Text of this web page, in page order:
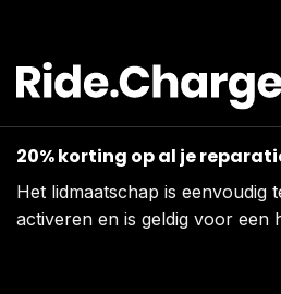
20% korting op al je
Het lidmaatschap is eenvoudig
activeren en is geldig voor een